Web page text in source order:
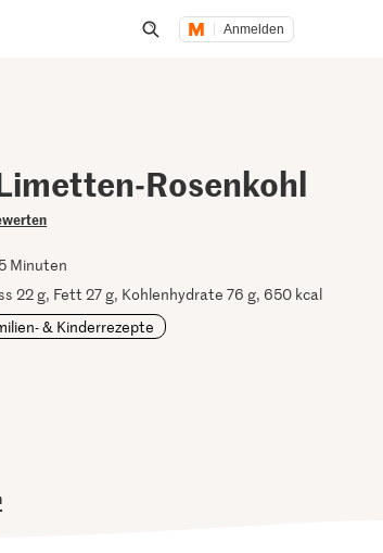
Anmelden
Rosenkohl
Minuten
22 g, Fett 27 g, Kohlenhydrate 76 g, 650 kcal
& Kinderrezepte